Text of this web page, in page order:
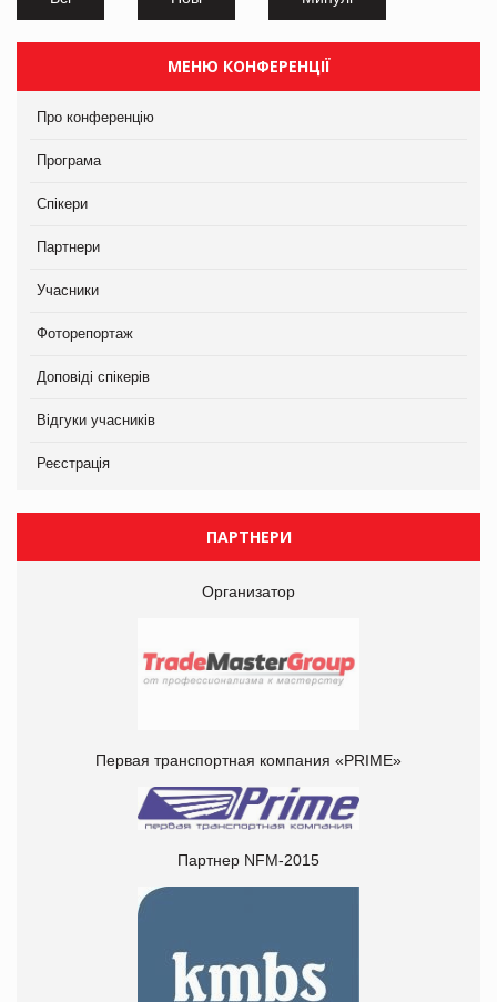
МЕНЮ КОНФЕРЕНЦІЇ
Про конференцію
Програма
Спікери
Партнери
Учасники
Фоторепортаж
Доповіді спікерів
Відгуки учасників
Реєстрація
ПАРТНЕРИ
Организатор
Первая транспортная компания «PRIME»
Партнер NFM-2015